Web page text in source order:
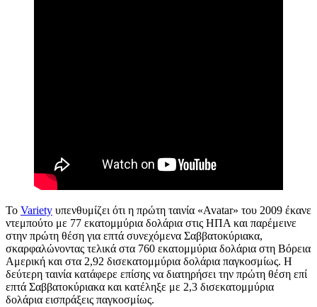
Το Variety υπενθυμίζει ότι η πρώτη ταινία «Avatar» του 2009 έκανε
ντεμπούτο με 77 εκατομμύρια δολάρια στις ΗΠΑ και παρέμεινε
στην πρώτη θέση για επτά συνεχόμενα Σαββατοκύριακα,
σκαρφαλώνοντας τελικά στα 760 εκατομμύρια δολάρια στη Βόρεια
Αμερική και στα 2,92 δισεκατομμύρια δολάρια παγκοσμίως. Η
δεύτερη ταινία κατάφερε επίσης να διατηρήσει την πρώτη θέση επί
επτά Σαββατοκύριακα και κατέληξε με 2,3 δισεκατομμύρια
δολάρια εισπράξεις παγκοσμίως.